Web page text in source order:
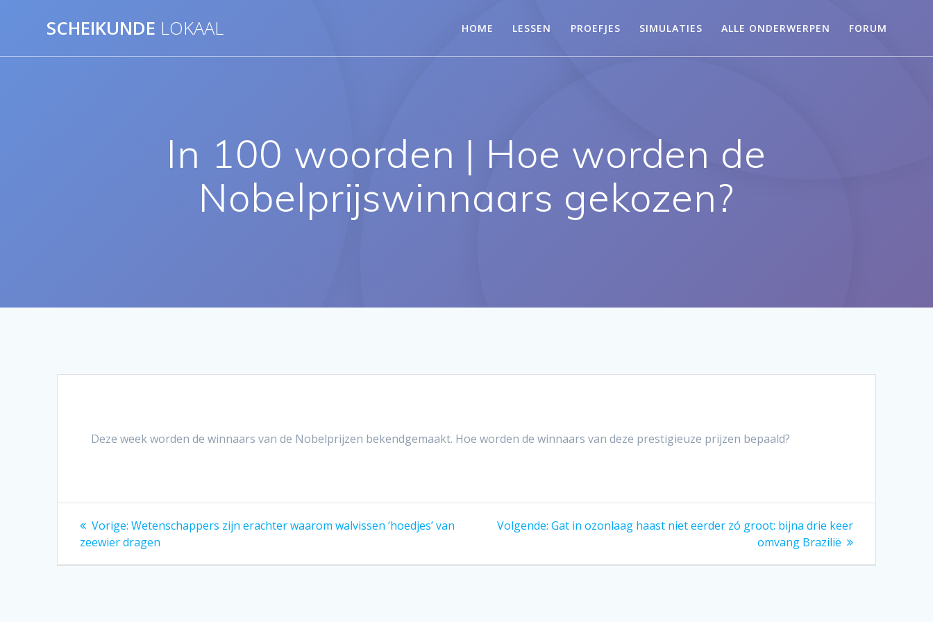
inhoud
SCHEIKUNDE LOKAAL HOME LESSEN PROEFJES SIMULATIES ALLE ONDERWERPEN FORUM
In 100 woorden | Hoe worden de
Nobelprijswinnaars gekozen?
Deze week worden de winnaars van de Nobelprijzen bekendgemaakt. Hoe worden de winnaars van deze prestigieuze prijzen bepaald?
Bericht
navigatie
Vorige: Vorig
bericht:
Wetenschappers zijn erachter waarom walvissen ‘hoedjes’ van
zeewier dragen
Volgende: Volgend
Gat in ozonlaag haast niet eerder zó groot: bijna drie keer
omvang Brazilië